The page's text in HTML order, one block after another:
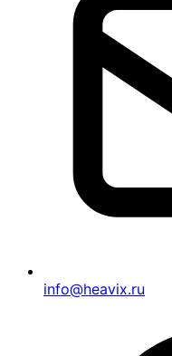
info@heavix.ru